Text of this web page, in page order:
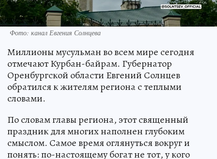
Фото: канал Евгения Солнцева
Миллионы мусульман во всем мире сегодня
отмечают Курбан-байрам. Губернатор
Оренбургской области Евгений Солнцев
обратился к жителям региона с теплыми
словами.
По словам главы региона, этот священный
праздник для многих наполнен глубоким
смыслом. Самое время оглянуться вокруг и
понять: по-настоящему богат не тот, у кого